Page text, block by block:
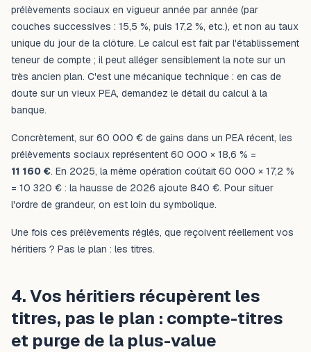
prélèvements sociaux en vigueur année par année (par
couches successives : 15,5 %, puis 17,2 %, etc.), et non au taux
unique du jour de la clôture. Le calcul est fait par l'établissement
teneur de compte ; il peut alléger sensiblement la note sur un
très ancien plan. C'est une mécanique technique : en cas de
doute sur un vieux PEA, demandez le détail du calcul à la
banque.
Concrètement, sur 60 000 € de gains dans un PEA récent, les
prélèvements sociaux représentent 60 000 × 18,6 % =
11 160 €. En 2025, la même opération coûtait 60 000 × 17,2 %
= 10 320 € : la hausse de 2026 ajoute 840 €. Pour situer
l'ordre de grandeur, on est loin du symbolique.
Une fois ces prélèvements réglés, que reçoivent réellement vos
héritiers ? Pas le plan : les titres.
4. Vos héritiers récupèrent les
titres, pas le plan : compte-titres
et purge de la plus-value